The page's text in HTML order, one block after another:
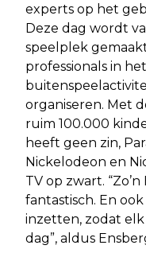
experts op het
Deze dag wordt
speelplek
professionals in
organiseren. Met
ruim 100.000
heeft geen zin,
Nickelodeon en
TV op zwart.
fantastisch. En
inzetten, zodat
dag”, aldus